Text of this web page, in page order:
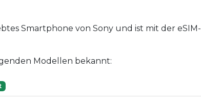
Smartphone von Sony und ist mit der eSIM-
Modellen bekannt: